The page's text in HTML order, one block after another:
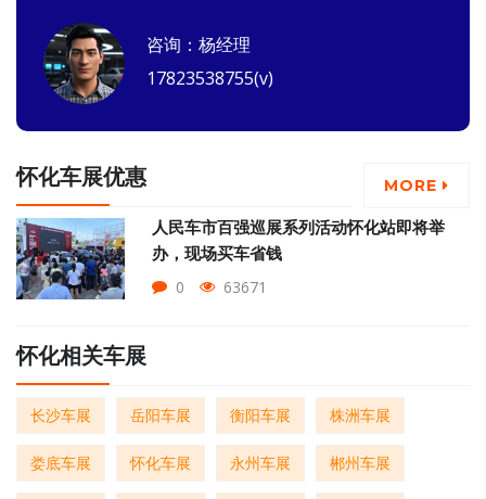
咨询：杨经理
17823538755(v)
怀化车展优惠 MORE
人民车市百强巡展系列活动怀化站即将​举
办，现场买车省钱
0 63671
怀化相关车展
长沙车展 岳阳车展 衡阳车展 株洲车展
娄底车展 怀化车展 永州车展 郴州车展